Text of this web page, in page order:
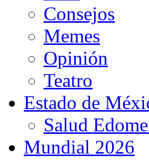
Consejos
Memes
Opinión
Teatro
Estado de
Salud
Mundial 2026